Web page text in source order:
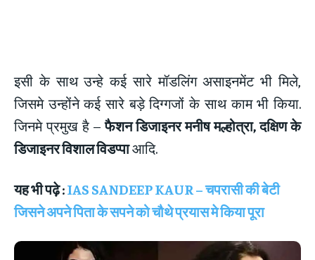
इसी के साथ उन्हे कई सारे मॉडलिंग असाइनमेंट भी मिले,
जिसमे उन्होंने कई सारे बड़े दिग्गजों के साथ काम भी किया.
जिनमे प्रमुख है –फैशन डिजाइनर मनीष मल्होत्रा, दक्षिण के
डिजाइनर विशाल विडप्पाआदि.
यह भी पढ़े :IAS SANDEEP KAUR – चपरासी की बेटी
जिसने अपने पिता के सपने को चौथे प्रयास मे किया पूरा